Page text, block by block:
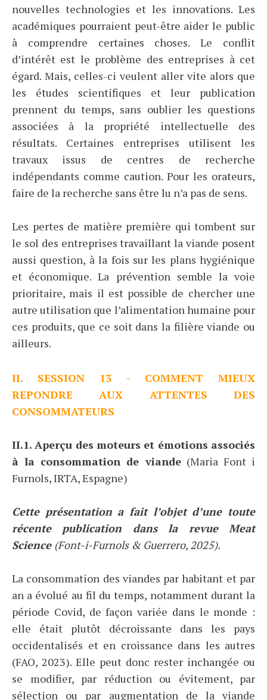
nouvelles technologies et les innovations. Les
académiques pourraient peut-être aider le public
à comprendre certaines choses. Le conflit
d’intérêt est le problème des entreprises à cet
égard. Mais, celles-ci veulent aller vite alors que
les études scientifiques et leur publication
prennent du temps, sans oublier les questions
associées à la propriété intellectuelle des
résultats. Certaines entreprises utilisent les
travaux issus de centres de recherche
indépendants comme caution. Pour les orateurs,
faire de la recherche sans être lu n’a pas de sens.
Les pertes de matière première qui tombent sur
le sol des entreprises travaillant la viande posent
aussi question, à la fois sur les plans hygiénique
et économique. La prévention semble la voie
prioritaire, mais il est possible de chercher une
autre utilisation que l’alimentation humaine pour
ces produits, que ce soit dans la filière viande ou
ailleurs.
II. SESSION 13 - COMMENT MIEUX
REPONDRE AUX ATTENTES DES
CONSOMMATEURS
II.1. Aperçu des moteurs et émotions associés
à la consommation de viande(Maria Font i
Furnols, IRTA, Espagne)
Cette présentation a fait l’objet d’une toute
récente publication dans la revue Meat
Science (Font-i-Furnols & Guerrero, 2025).
La consommation des viandes par habitant et par
an a évolué au fil du temps, notamment durant la
période Covid, de façon variée dans le monde :
elle était plutôt décroissante dans les pays
occidentalisés et en croissance dans les autres
(FAO, 2023). Elle peut donc rester inchangée ou
se modifier, par réduction ou évitement, par
sélection ou par augmentation de la viande